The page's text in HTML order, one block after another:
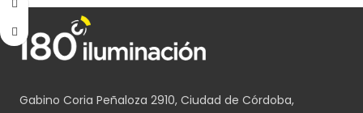
Gabino Coria Peñaloza 2910, Ciudad de Córdoba,